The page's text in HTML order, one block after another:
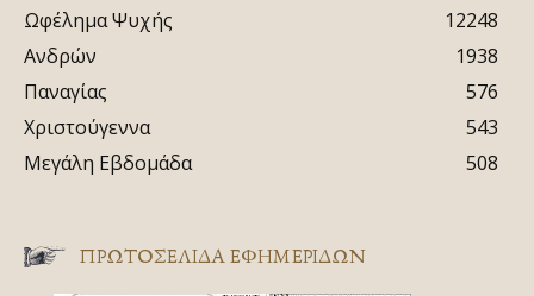
Ωφέλημα Ψυχής
12248
Ανδρών
1938
Παναγίας
576
Χριστούγεννα
543
Μεγάλη Εβδομάδα
508
ΠΡΩΤΟΣΈΛΙΔΑ ΕΦΗΜΕΡΊΔΩΝ